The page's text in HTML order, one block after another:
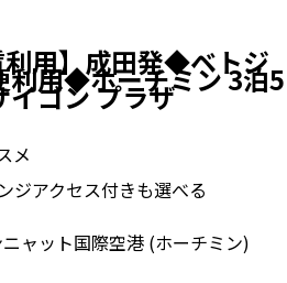
用】成田発◆ベトジ
利用◆ホーチミン 3泊5
ゴン プラザ
メ
ジアクセス付きも選べる
ャット国際空港 (ホーチミン)